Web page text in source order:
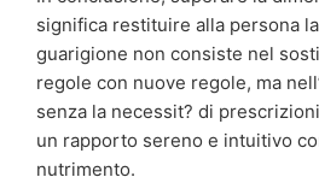
significa restituire alla persona
guarigione non consiste nel
regole con nuove regole, ma
senza la necessit? di
un rapporto sereno e intuitivo
nutrimento.